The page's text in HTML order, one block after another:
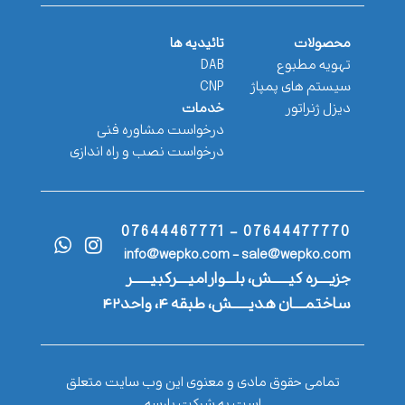
محصولات
تهویه مطبوع
سیستم های پمپاژ
دیزل ژنراتور
تائیدیه ها
DAB
CNP
خدمات
درخواست مشاوره فنی
درخواست نصب و راه اندازی
07644477770 - 07644467771
info@wepko.com - sale@wepko.com
جزیــــره کیــــــش، بلـــوار امیــــرکبیــــــر
ساختمــــان هدیــــــش، طبقه ۴، واحد۴۲
تمامی حقوق مادی و معنوی این وب سایت متعلق